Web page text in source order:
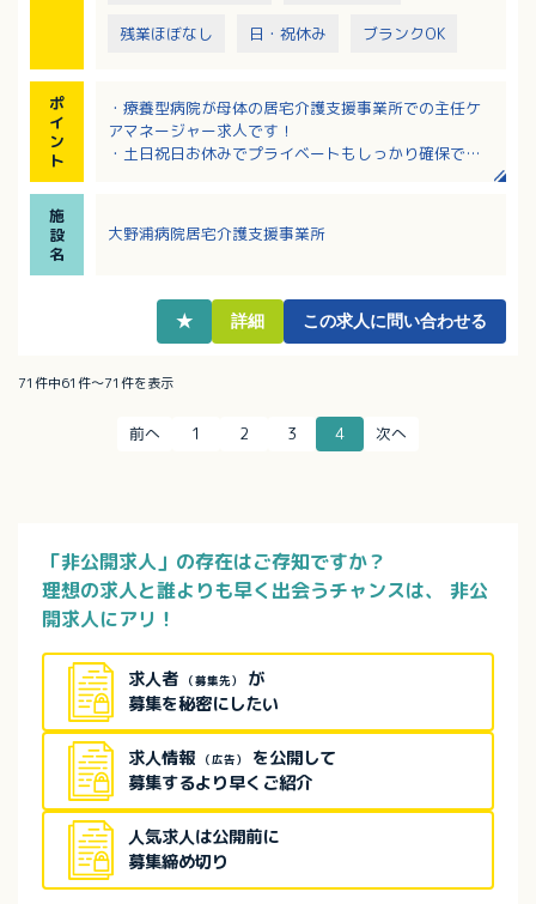
残業ほぼなし 日・祝休み ブランクOK
ポ
イ
ン
ト
・療養型病院が母体の居宅介護支援事業所での主任ケ
アマネージャー求人です！
・土日祝日お休みでプライベートもしっかり確保でき
バランスを重視されています
・賞与4ヶ月分、各種手当もあり福利厚生も充実してい
施
設
名
大野浦病院居宅介護支援事業所
★ 詳細 この求人に問い合わせる
71件中61件～71件を表示
前へ 1 2 3 4 次へ
「非公開求人」の存在はご存知ですか？
理想の求人と誰よりも早く出会うチャンスは、
非公
開求人にアリ！
求人者 （募集先）
が
募集を秘密にしたい
求人情報 （広告）
を公開して
募集するより早くご紹介
人気求人は公開前に
募集締め切り